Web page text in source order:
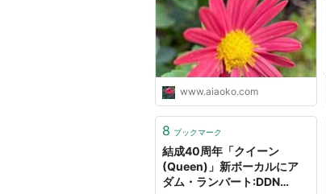
Adam Lambert） が シェー
ル Cher を称える代表曲の
「Believe」(ウェイン・ショ
ーター、リーバ・マッキンタ
イア、フィリップ・グラス、
Hamilton) - Arigato 毎日幸
せを感じる「懐かしい曲」と
「思い出」と「終活」
www.aiaoko.com
8 ブックマーク
結成40周年「クイーン
(Queen)」新ボーカルにア
ダム・ランバート:DDN